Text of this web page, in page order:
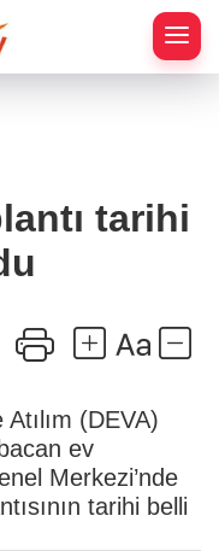
tarihi
Atılım (DEVA)
ev
Merkezi’nde
tarihi belli